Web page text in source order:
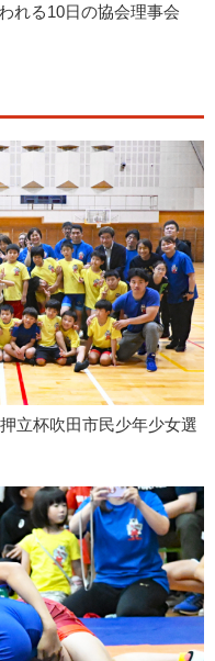
れる10日の協会理事会
立杯吹田市民少年少女選